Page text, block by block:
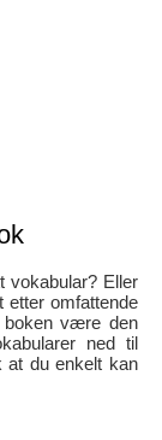
vokabular? Eller
etter omfattende
boken være den
ned til
at du enkelt kan